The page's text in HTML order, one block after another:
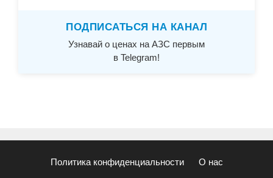
ПОДПИСАТЬСЯ НА КАНАЛ
Узнавай о ценах на АЗС первым
в Telegram!
Политика конфиденциальности О нас